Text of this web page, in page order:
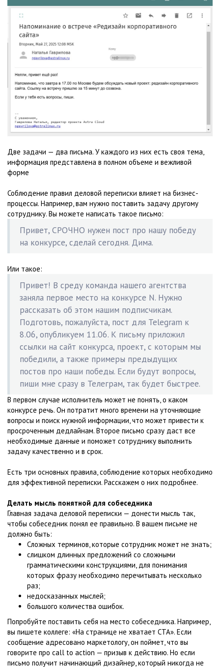
Две задачи — два письма. У каждого из них есть своя тема,
информация представлена в полном объеме и вежливой
форме
Соблюдение правил деловой переписки влияет на бизнес-
процессы. Например, вам нужно поставить задачу другому
сотруднику. Вы можете написать такое письмо:
Привет, СРОЧНО нужен пост про нашу победу
на конкурсе, сделай сегодня. Дима.
Или такое:
Привет! В среду команда нашего агентства
заняла первое место на конкурсе N. Нужно
рассказать об этом нашим подписчикам.
Подготовь, пожалуйста, пост для Telegram к
8.06, опубликуем 11.06. К письму приложил
ссылки на сайт конкурса, проект, с которым мы
победили, а также примеры предыдущих
постов про наши победы. Если будут вопросы,
пиши мне сразу в Телеграм, так будет быстрее.
В первом случае исполнитель может не понять, о каком
конкурсе речь. Он потратит много времени на уточняющие
вопросы и поиск нужной информации, что может привести к
просроченным дедлайнам. Второе письмо сразу даст все
необходимые данные и поможет сотруднику выполнить
задачу качественно и в срок.
Есть три основных правила, соблюдение которых необходимо
для эффективной переписки. Расскажем о них подробнее.
Делать мысль понятной для собеседника
Главная задача деловой переписки — донести мысль так,
чтобы собеседник понял ее правильно. В вашем письме не
должно быть:
Сложных терминов, которые сотрудник может не знать;
слишком длинных предложений со сложными
грамматическими конструкциями, для понимания
которых фразу необходимо перечитывать несколько
раз;
недосказанных мыслей;
большого количества ошибок.
Попробуйте поставить себя на место собеседника. Например,
вы пишете коллеге: «На странице не хватает CTA». Если
сообщение адресовано маркетологу, он поймет, что вы
говорите про call to action — призыв к действию. Но если
письмо получит начинающий дизайнер, который никогда не